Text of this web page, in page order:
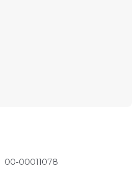
00-00011078